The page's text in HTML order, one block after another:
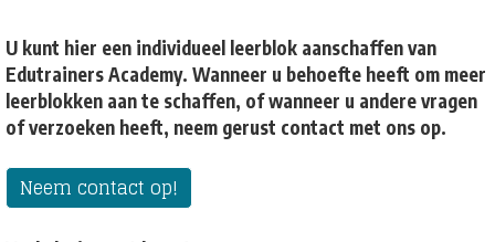
U kunt hier een individueel leerblok aanschaffen van
Edutrainers Academy. Wanneer u behoefte heeft om meer
leerblokken aan te schaffen, of wanneer u andere vragen
of verzoeken heeft, neem gerust contact met ons op.
Neem contact op!